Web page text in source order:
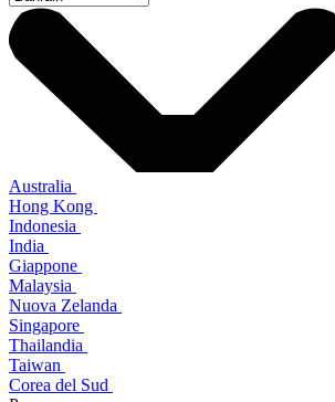
Australia
Hong Kong
Indonesia
India
Giappone
Malaysia
Nuova Zelanda
Singapore
Thailandia
Taiwan
Corea del Sud